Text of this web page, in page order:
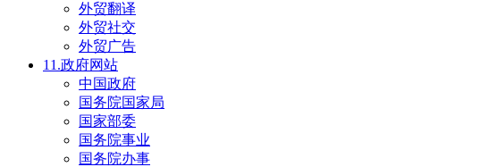
外贸翻译
外贸社交
外贸广告
11.政府网站
中国政府
国务院国家局
国家部委
国务院事业
国务院办事